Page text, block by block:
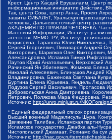
Крест, Центр Хасдей Ерушалаим, Центр
информационных инициатив Действие,
Так, центр Сова, центр Анна, Проект
защиты СИБАЛЬТ, Уральская
человека, Дальневосточный центр
АКАДЕМИЯ ПО ПРАВАМ ЧЕЛОВЕКА, Частное
Массовой Информации, Институт
агентство МЕМО. РУ, Институт
Борисовна, Таранова Юлия Николаевна,
Сергей Георгиевич, Пивоваров Андрей
Викторович, Шарипков Олег Викторович,
Александровна, Исламов Тимур
Паутов Юрий Анатольевич, Верховский
Рачинский Ян Збигневич, Жемкова
Николай Алексеевич, Блинушов Андрей
Владимировна, Баженова Светлана
Буртина Елена Юрьевна, Гендель
Подузов Сергей Васильевич, Протасова
Добровольская Анна Дмитриевна,
Петрович, Полякова Мара Федоровна,
Источник: http://unro.minjust.ru/
* Единый федеральный список
Высший военный Маджлисуль Шура,
Движение Талибан, Исламская партия
Исламское государство, Джабха аль-
Чистопольский Джамаат, Рохнамо ба суи
Источник: http://nac.gov.ru/terroristicheskie-